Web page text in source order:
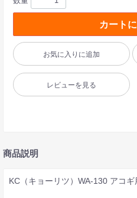
カート
お気に入りに追加
レビューを見る
商品説明
KC（キョーリツ）WA-130 アコギ